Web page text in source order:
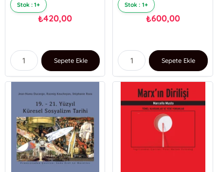
Stok : 1+
₺420,00
Sepete Ekle
Stok : 1+
₺600,00
Sepete Ekle